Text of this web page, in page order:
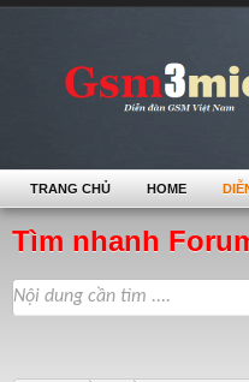
Tìm nhanh
TRANG CHỦ HOME